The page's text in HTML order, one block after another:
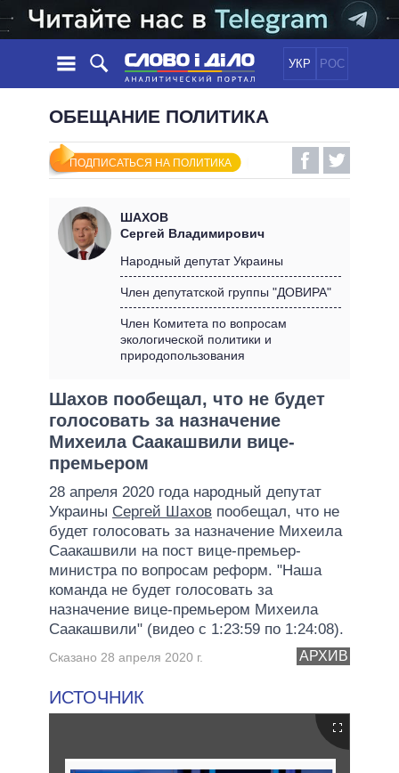
УКР РОС
НОВОСТИ
ЛЕНТА
СОБЫТИЯ
СТАТЬИ
МНЕНИЯ
ОБЗОРЫ
ДАЙДЖЕСТЫ
ПОЛИТИКА
ЭКОНОМИКА
МИР
ОБЕЩАНИЯ
ВСЕ ПОЛИТИКИ
ПРЕЗИДЕНТ И ОФИС
КАБИНЕТ МИНИСТРОВ
ГЛАВЫ ОБЛАДМИНИСТРАЦИЙ
ИНФОГРАФИКА
ВИДЕО
ПОДДЕРЖАТЬ
СРАВНЕНИЕ ПОЛИТИКОВ
ОБЕЩАНИЕ ПОЛИТИКА
ПОДПИСАТЬСЯ НА ПОЛИТИКА
ШАХОВ
Сергей Владимирович
Народный депутат Украины
Член депутатской группы "ДОВИРА"
Член Комитета по вопросам
экологической политики и
природопользования
Шахов пообещал, что не будет
голосовать за назначение
Михеила Саакашвили вице-
премьером
28 апреля 2020 года народный депутат
Украины Сергей Шахов пообещал, что не
будет голосовать за назначение Михеила
Саакашвили на пост вице-премьер-
министра по вопросам реформ. "Наша
команда не будет голосовать за
назначение вице-премьером Михеила
Саакашвили" (видео с 1:23:59 по 1:24:08).
АРХИВ
Сказано 28 апреля 2020 г.
ИСТОЧНИК